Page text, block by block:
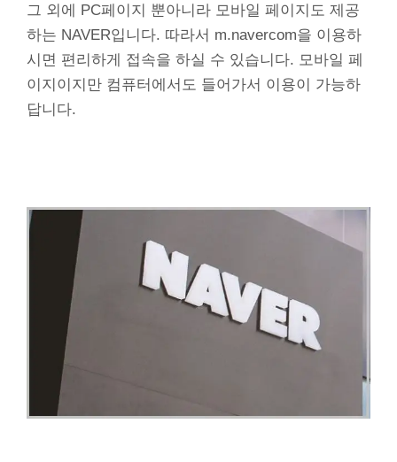
그 외에 PC페이지 뿐아니라 모바일 페이지도 제공
하는 NAVER입니다. 따라서 m.navercom을 이용하
시면 편리하게 접속을 하실 수 있습니다. 모바일 페
이지이지만 컴퓨터에서도 들어가서 이용이 가능하
답니다.